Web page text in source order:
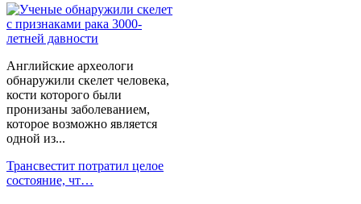
Английские археологи
обнаружили скелет человека,
кости которого были
пронизаны заболеванием,
которое возможно является
одной из...
Трансвестит потратил целое
состояние, чт…